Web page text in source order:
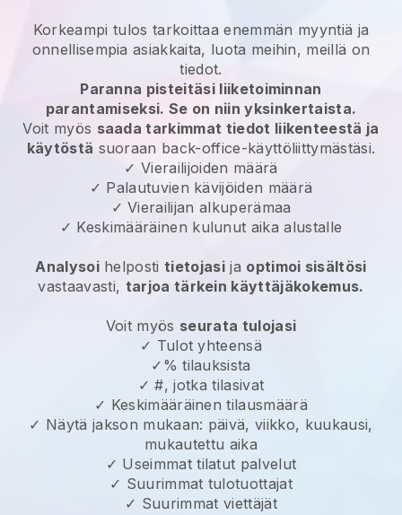
Korkeampi tulos tarkoittaa enemmän myyntiä ja
onnellisempia asiakkaita, luota meihin, meillä on
tiedot.
Paranna pisteitäsi liiketoiminnan
parantamiseksi. Se on niin yksinkertaista.
Voit myös saada tarkimmat tiedot liikenteestä ja
käytöstä suoraan back-office-käyttöliittymästäsi.
✓ Vierailijoiden määrä
✓ Palautuvien kävijöiden määrä
✓ Vierailijan alkuperämaa
✓ Keskimääräinen kulunut aika alustalle
Analysoihelpostitietojasija optimoi sisältösi
vastaavasti, tarjoa tärkein käyttäjäkokemus.
Voit myös seurata tulojasi
✓ Tulot yhteensä
✓% tilauksista
✓ #, jotka tilasivat
✓ Keskimääräinen tilausmäärä
✓ Näytä jakson mukaan: päivä, viikko, kuukausi,
mukautettu aika
✓ Useimmat tilatut palvelut
✓ Suurimmat tulotuottajat
✓ Suurimmat viettäjät